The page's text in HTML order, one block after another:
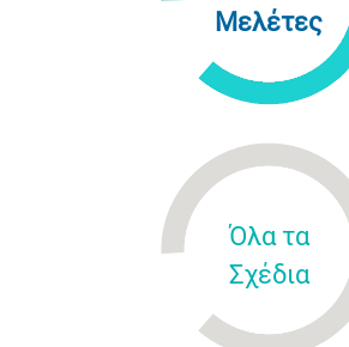
Μελέτες
Όλα τα
Σχέδια